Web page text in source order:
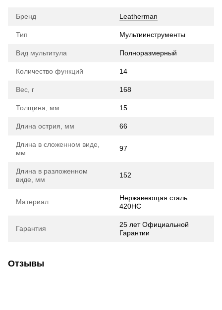
Бренд Leatherman
Тип Мультиинструменты
Вид мультитула Полноразмерный
Количество функций 14
Вес, г 168
Толщина, мм 15
Длина острия, мм 66
Длина в сложенном виде,
мм
97
Длина в разложенном
виде, мм
152
Материал
Нержавеющая сталь
420HC
Гарантия
25 лет Официальной
Гарантии
Отзывы